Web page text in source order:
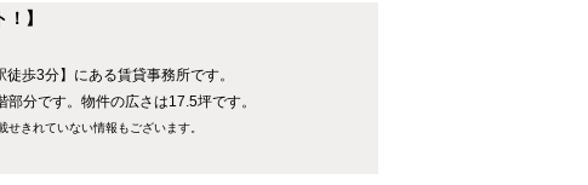
】
歩3分】にある賃貸事務所です。
分です。物件の広さは17.5坪です。
きれていない情報もございます。